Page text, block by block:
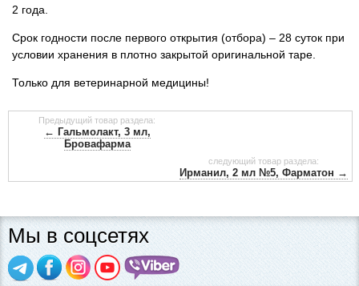
2 года.
Срок годности после первого открытия (отбора) – 28 суток при
условии хранения в плотно закрытой оригинальной таре.
Только для ветеринарной медицины!
Предыдущий товар раздела:
← Гальмолакт, 3 мл,
Бровафарма
следующий товар раздела:
Ирманил, 2 мл №5, Фарматон →
Мы в соцсетях